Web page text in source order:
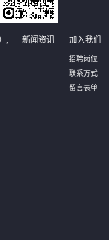
新闻资讯 加入我们
招聘岗位
联系方式
留言表单